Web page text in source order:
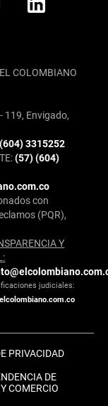
COLOMBIANO
119, Envigado,
3315252
(57) (604)
con
(PQR),
Y
judiciales:
PRIVACIDAD
DE
COMERCIO